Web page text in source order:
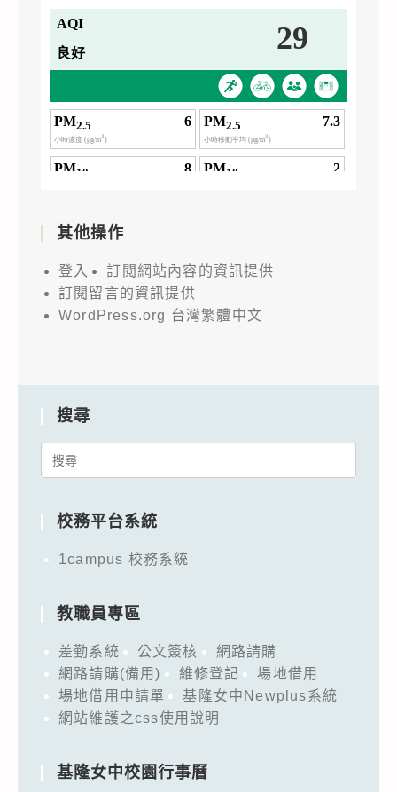
其他操作
登入
訂閱網站內容的資訊提供
訂閱留言的資訊提供
WordPress.org 台灣繁體中文
搜尋
Search
校務平台系統
1campus 校務系統
教職員專區
差勤系統 公文簽核
網路請購
網路請購(備用)
維修登記
場地借用
場地借用申請單
基隆女中Newplus系統
網站維護之css使用說明
基隆女中校園行事曆